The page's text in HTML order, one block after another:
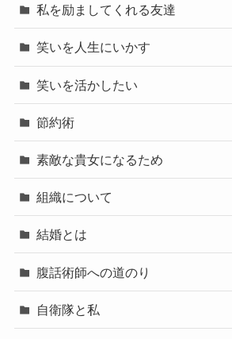
私を励ましてくれる友達
笑いを人生にいかす
笑いを活かしたい
節約術
素敵な貴女になるため
組織について
結婚とは
腹話術師への道のり
自衛隊と私